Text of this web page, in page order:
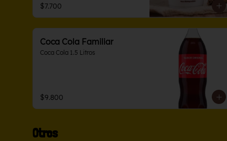
$7.700
Coca Cola Familiar
Coca Cola 1.5 Litros
$9.800
Otros